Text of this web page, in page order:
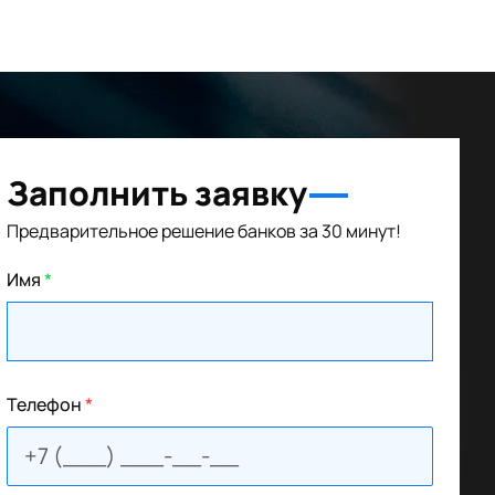
Заполнить заявку
Предварительное решение банков за 30 минут!
Имя*
Телефон*